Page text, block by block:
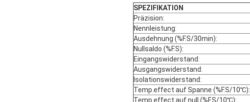
SPEZIFIKATION
Präzision:
Nennleistung:
Ausdehnung (%F.S/30min):
Nullsaldo (%F.S):
Eingangswiderstand:
Ausgangswiderstand:
Isolationswiderstand:
Temp.effect auf Spanne (%F.S/10℃):
Temp.effect auf null (%F.S/10℃):